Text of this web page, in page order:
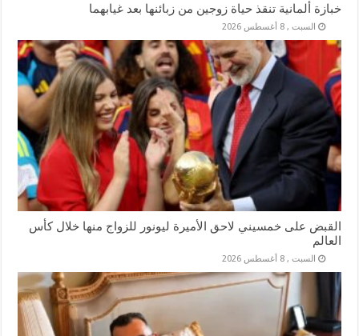
خبازة ألمانية تنقذ حياة زوجين من زبائنها بعد غيابهما
السبت , 8 أغسطس 2026
القبض على خمسيني لاحق الأميرة ليونور للزواج منها خلال كأس
العالم
السبت , 8 أغسطس 2026